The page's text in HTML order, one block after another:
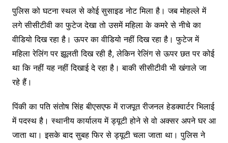
पुलिस को घटना स्थल से कोई सुसाइड नोट मिला है। जब मोहल्ले में
लगे सीसीटीवी का फुटेज देखा तो उसमें महिला के कमरे से नीचे का
वीडियो दिख रहा है। ऊपर का वीडियो नहीं दिख रहा है। फुटेज में
महिला रेलिंग पर झूलती दिख रही है, लेकिन रेलिंग से ऊपर छत पर कोई
था कि नहीं यह नहीं दिखाई दे रहा है। बाकी सीसीटीवी भी खंगाले जा
रहे हैं।
पिंकी का पति संतोष सिंह बीएसएफ में राजपूत रीजनल हेडक्वार्टर भिलाई
में पदस्थ है। स्थानीय कार्यालय में ड्यूटी होने से वो अक्सर अपने घर आ
जाता था। इसके बाद सुबह फिर से ड्यूटी चला जाता था। पुलिस ने